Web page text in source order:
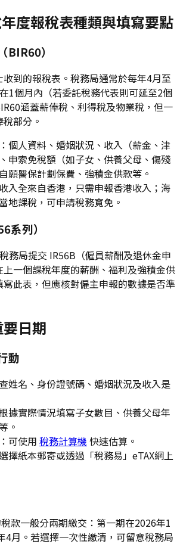
度報稅表種類與填寫要點
BIR60）
到的報稅表。稅務局通常於每年4月至
1個月內（若委託稅務代表則可延至2個
涵蓋薪俸稅、利得稅及物業稅，但一
部分。
：個人資料、婚姻狀況、收入（薪金、津
申索免稅額（如子女、供養父母、傷殘
願醫保計劃保費、強積金供款等。
入全來自香港，只需申報香港收入；海
地課稅，可申請稅務寬免。
系列）
務局提交 IR56B（僱員薪酬及退休金申
一個課稅年度的薪酬、福利及強積金供
此表，但應核對僱主申報的數據是否準
日期
動
姓名、身份證號碼、婚姻狀況及收入是
據實際情況填寫子女數目、供養父母年
。
：可使用 稅務計算機 快速估算。
擇紙本郵寄或透過「稅務易」eTAX網上
款一般分兩期繳交：第一期在2026年1
4月。若選擇一次性繳清，可留意稅務局